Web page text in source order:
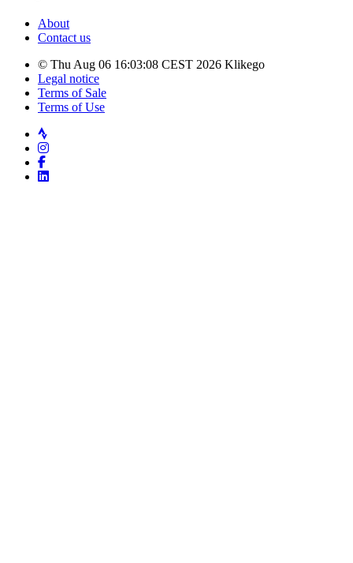
About
Contact us
© Thu Aug 06 16:03:08 CEST 2026 Klikego
Legal notice
Terms of Sale
Terms of Use
Strava
Instagram
Facebook
LinkedIn